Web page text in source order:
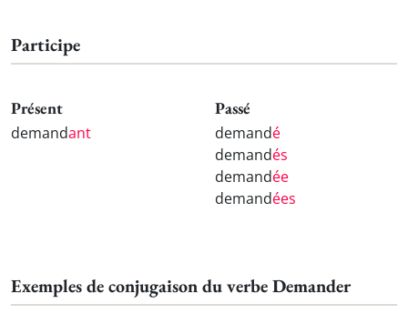
Participe
Présent
demandant
Passé
demandé
demandés
demandée
demandées
Exemples de conjugaison du verbe Demander